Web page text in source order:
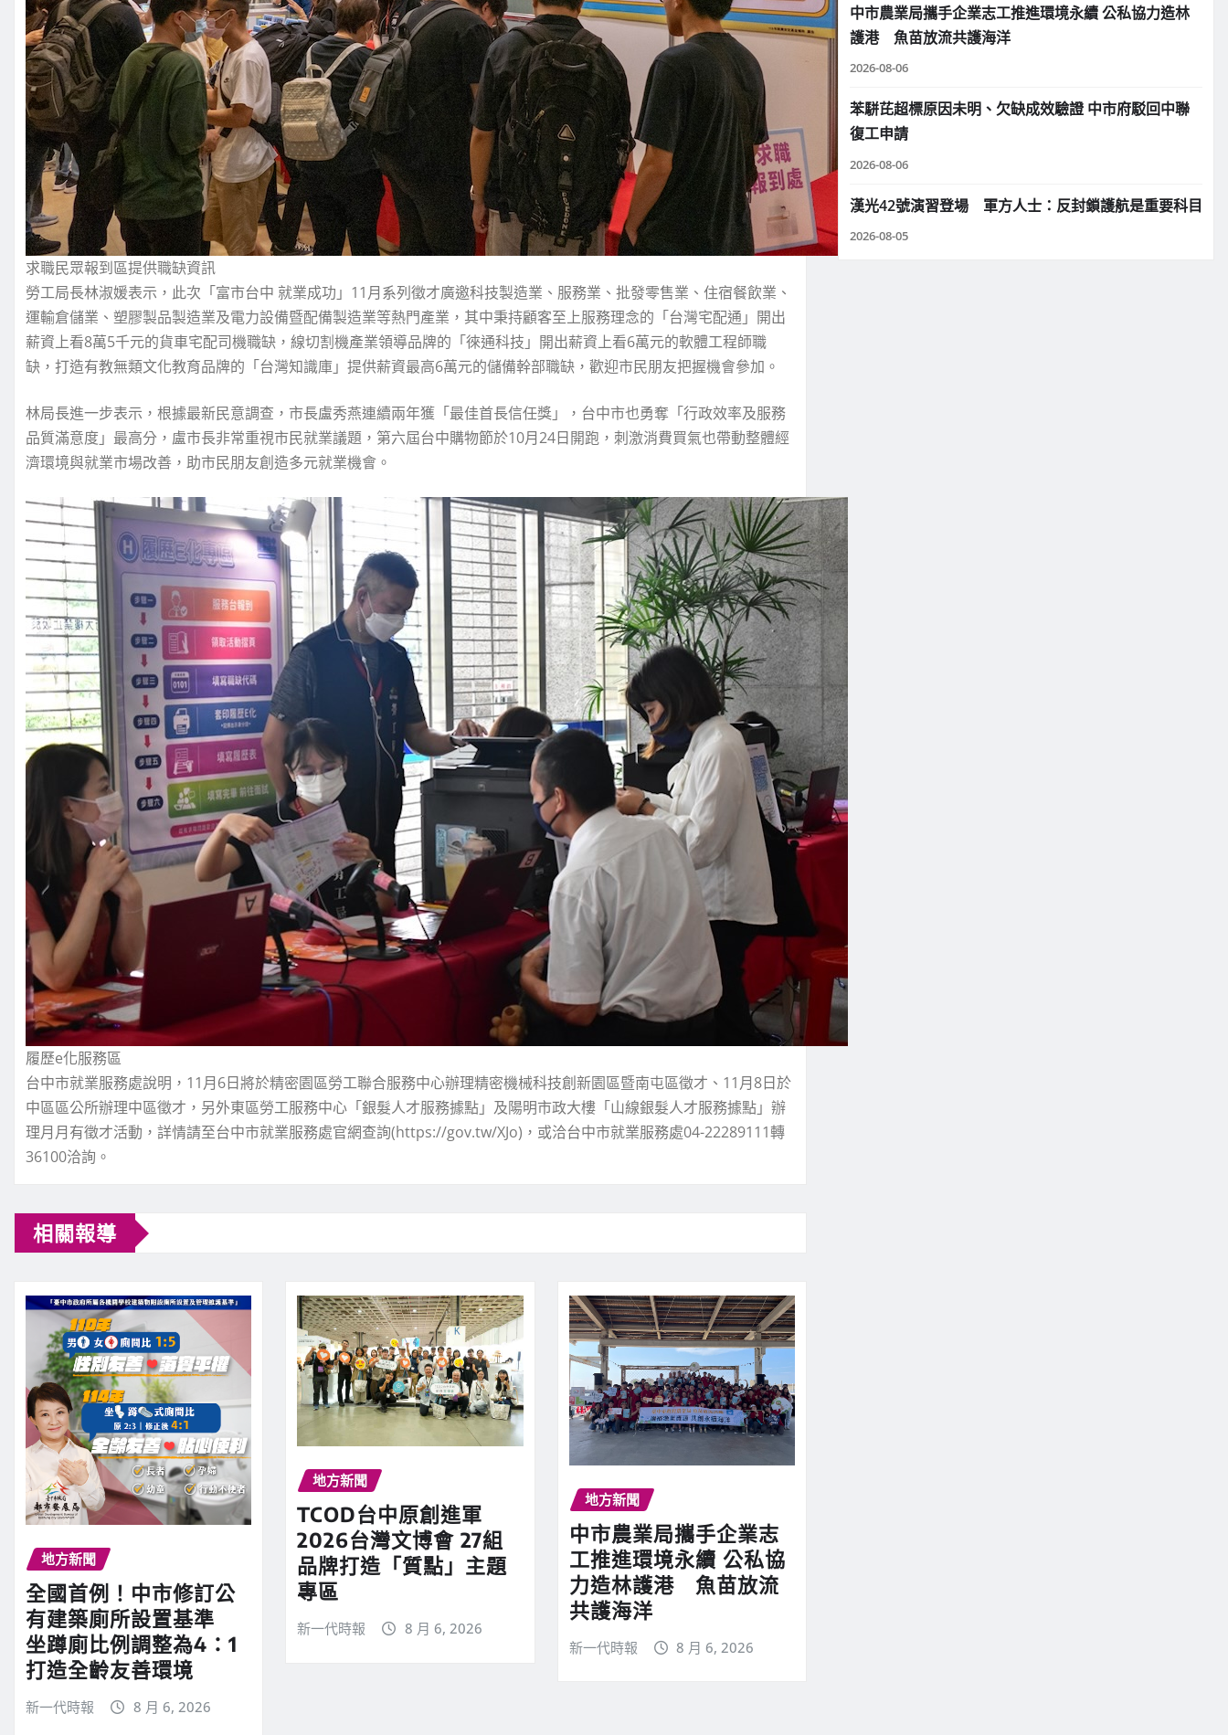
求職民眾報到區提供職缺資訊
勞工局長林淑媛表示，此次「富市台中 就業成功」11月系列徵才廣邀科技製造業、服務業、批發零售業、住宿餐飲業、
運輸倉儲業、塑膠製品製造業及電力設備暨配備製造業等熱門產業，其中秉持顧客至上服務理念的「台灣宅配通」開出
薪資上看8萬5千元的貨車宅配司機職缺，線切割機產業領導品牌的「徠通科技」開出薪資上看6萬元的軟體工程師職
缺，打造有教無類文化教育品牌的「台灣知識庫」提供薪資最高6萬元的儲備幹部職缺，歡迎市民朋友把握機會參加。
林局長進一步表示，根據最新民意調查，市長盧秀燕連續兩年獲「最佳首長信任獎」，台中市也勇奪「行政效率及服務
品質滿意度」最高分，盧市長非常重視市民就業議題，第六屆台中購物節於10月24日開跑，刺激消費買氣也帶動整體經
濟環境與就業市場改善，助市民朋友創造多元就業機會。
履歷e化服務區
台中市就業服務處說明，11月6日將於精密園區勞工聯合服務中心辦理精密機械科技創新園區暨南屯區徵才、11月8日於
中區區公所辦理中區徵才，另外東區勞工服務中心「銀髮人才服務據點」及陽明市政大樓「山線銀髮人才服務據點」辦
理月月有徵才活動，詳情請至台中市就業服務處官網查詢(https://gov.tw/XJo)，或洽台中市就業服務處04-22289111轉
36100洽詢。
相關報導
地方新聞
全國首例！中市修訂公
有建築廁所設置基準
坐蹲廁比例調整為4：1
打造全齡友善環境
新一代時報 8 月 6, 2026
地方新聞
TCOD台中原創進軍
2026台灣文博會 27組
品牌打造「質點」主題
專區
新一代時報 8 月 6, 2026
地方新聞
中市農業局攜手企業志
工推進環境永續 公私協
力造林護港 魚苗放流
共護海洋
新一代時報 8 月 6, 2026
中市農業局攜手企業志工推進環境永續 公私協力造林
護港 魚苗放流共護海洋
2026-08-06
苯駢芘超標原因未明、欠缺成效驗證 中市府駁回中聯
復工申請
2026-08-06
漢光42號演習登場 軍方人士：反封鎖護航是重要科目
2026-08-05